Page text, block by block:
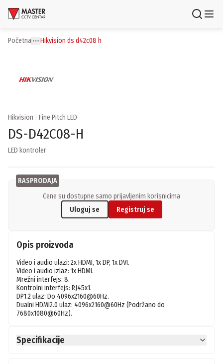
Uloguj se
Usluge i rešenja
Lokacije
Kontakti
Početna More
Toggle menu
hikvision ds d42c08 h
Hikvision Fine Pitch LED
DS-D42C08-H
LED kontroler
RASPRODAJA
Cene su dostupne samo prijavljenim korisnicima
Uloguj se
Registruj se
Opis proizvoda
Video i audio ulazi: 2x HDMI, 1x DP, 1x DVI.
Video i audio izlaz: 1x HDMI.
Mrežni interfejs: 8.
Kontrolni interfejs: RJ45x1.
DP1.2 ulaz: Do 4096x2160@60Hz.
Dualni HDMI2.0 ulaz: 4096x2160@60Hz (Podržano do
Specifikacije